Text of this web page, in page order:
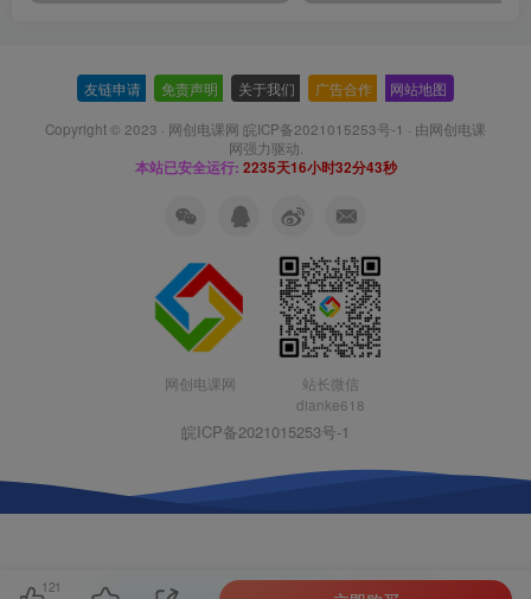
友链申请 免责声明 关于我们 广告合作 网站地图
Copyright © 2023 · 网创电课网 皖ICP备2021015253号-1 · 由网创电课
网强力驱动.
本站已安全运行: 2235天16小时32分44秒
网创电课网
站长微信
dianke618
皖ICP备2021015253号-1
121